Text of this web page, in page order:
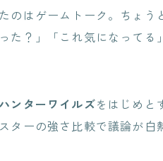
のはゲームトーク。ちょう
た？」「これ気になってる
ンターワイルズをはじめと
ーの強さ比較で議論が白